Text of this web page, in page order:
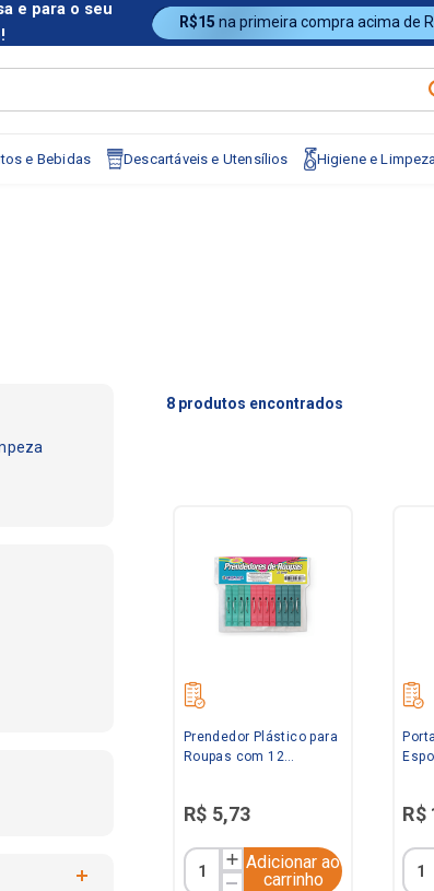
e para o seu
R$15 na primeira compra acima de
e Bebidas Descartáveis e Utensílios Higiene e Limpeza
8
Prendedor Plástico para
Roupas com 12
R$ 5,73
Adicionar ao
carrinho
R$